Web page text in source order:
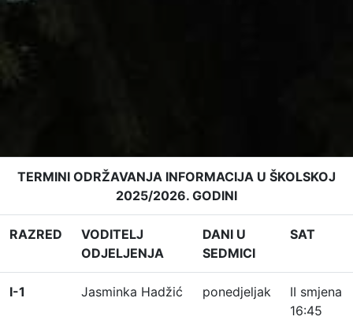
TERMINI ODRŽAVANJA INFORMACIJA U ŠKOLSKOJ
2025/2026. GODINI
RAZRED
VODITELJ
ODJELJENJA
DANI U
SEDMICI
SAT
I-1 Jasminka Hadžić ponedjeljak
II smjena
16:45